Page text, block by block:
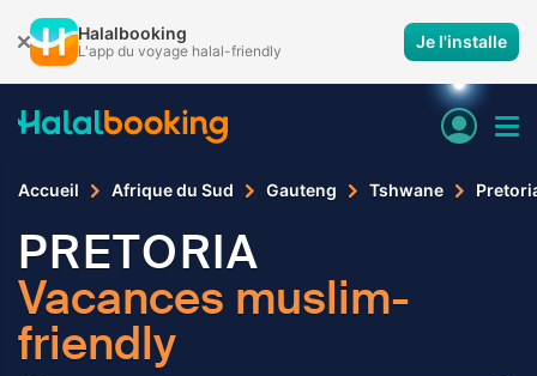
Halalbooking
L'app du voyage halal-friendly Je l'installe
Accueil Afrique du Sud Gauteng Tshwane
PRETORIA
Vacances muslim-
friendly